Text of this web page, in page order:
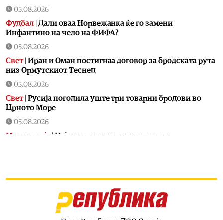
05.08.2026
Фудбал Дали оваа Норвежанка ќе го замени
Инфантино на чело на ФИФА?
05.08.2026
Свет| Иран и Оман постигнаа договор за бродската рута
низ Ормутскиот Теснец
05.08.2026
Свет| Русија погодила уште три товарни бродови во
Црното Море
05.08.2026
Македонија |Најголем дел од пациентите сo
запалена трева при сечење со брусилица
Нуклеарката Кршко во Словенија го намалува